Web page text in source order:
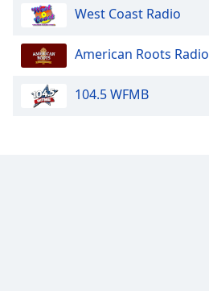
Background
Color
West Coast Radio
American Roots Radio
104.5 WFMB